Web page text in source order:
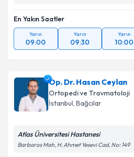
En Yakın Saatler
Yarın
09:00
Yarın
09:30
Yarın
10:00
Op. Dr. Hasan Ceylan
Ortopedi ve Travmatoloji
İstanbul, Bağcılar
Atlas Üniversitesi Hastanesi
Barbaros Mah, H. Ahmet Yesevi Cad, No: 149